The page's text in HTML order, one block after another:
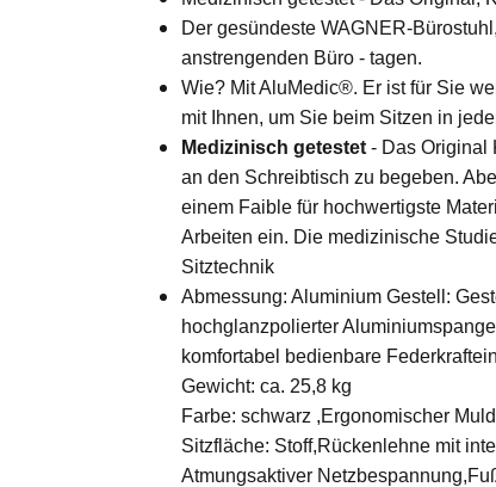
Der gesündeste WAGNER-
anstrengenden Büro - tagen.
Wie? Mit AluMedic®. Er ist für Sie
mit Ihnen, um Sie beim Sitzen in
Medizinisch getestet - Das Original
an den Schreibtisch zu begeben.
einem Faible für hochwertigste
Arbeiten ein. Die medizinische
Sitztechnik
Abmessung: Aluminium Gestell:
hochglanzpolierter
komfortabel bedienbare
Gewicht: ca. 25,8 kg
Farbe: schwarz ,Ergonomischer
Sitzfläche: Stoff,Rückenlehne mit
Atmungsaktiver